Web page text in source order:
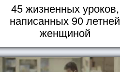
45 жизненных уроков,
написанных 90 летней
женщиной